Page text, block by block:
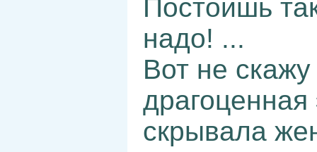
Постоишь
надо! ...
Вот не
скрывала